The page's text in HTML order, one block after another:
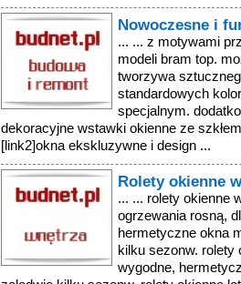
Nowoczesne i
... ... z motywami
modeli bram top.
tworzywa
standardowych
specjalnym.
dekoracyjne wstawki okienne ze
[link2]okna ekskluzywne i design ...
Rolety okienne
... ... rolety okienne
ogrzewania rosną,
hermetyczne okna
kilku sezonw. rolety
wygodne,